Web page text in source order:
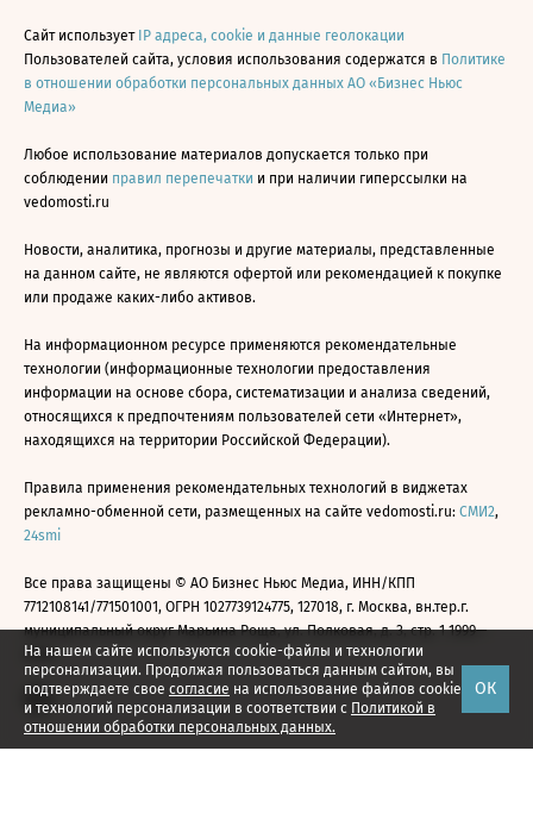
На нашем сайте используются cookie-файлы и технологии
персонализации. Продолжая пользоваться данным сайтом, вы
подтверждаете свое согласие на использование файлов cookie
и технологий персонализации в соответствии с Политикой в
отношении обработки персональных данных.
ОК
Сайт использует IP адреса, cookie и данные геолокации
Пользователей сайта, условия использования содержатся в Политике
в отношении обработки персональных данных АО «Бизнес Ньюс
Медиа»
Любое использование материалов допускается только при
соблюдении правил перепечатки и при наличии гиперссылки на
vedomosti.ru
Новости, аналитика, прогнозы и другие материалы, представленные
на данном сайте, не являются офертой или рекомендацией к покупке
или продаже каких-либо активов.
На информационном ресурсе применяются рекомендательные
технологии (информационные технологии предоставления
информации на основе сбора, систематизации и анализа сведений,
относящихся к предпочтениям пользователей сети «Интернет»,
находящихся на территории Российской Федерации).
Правила применения рекомендательных технологий в виджетах
рекламно-обменной сети, размещенных на сайте vedomosti.ru: СМИ2,
24smi
Все права защищены © АО Бизнес Ньюс Медиа, ИНН/КПП
7712108141/771501001, ОГРН 1027739124775, 127018, г. Москва, вн.тер.г.
муниципальный округ Марьина Роща, ул. Полковая, д. 3, стр. 1 1999—
2026